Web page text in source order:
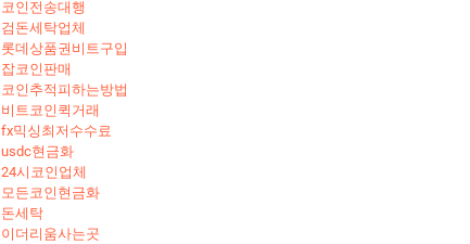
코인전송대행
검돈세탁업체
롯데상품권비트구입
잡코인판매
코인추적피하는방법
비트코인퀵거래
fx믹싱최저수수료
usdc현금화
24시코인업체
모든코인현금화
돈세탁
이더리움사는곳